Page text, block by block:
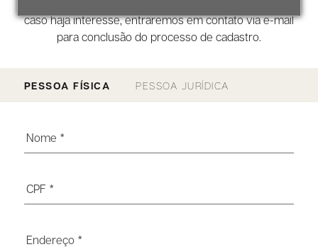
caso haja interesse, entraremos em contato via e-mail
para conclusão do processo de cadastro.
PESSOA FÍSICA PESSOA JURÍDICA